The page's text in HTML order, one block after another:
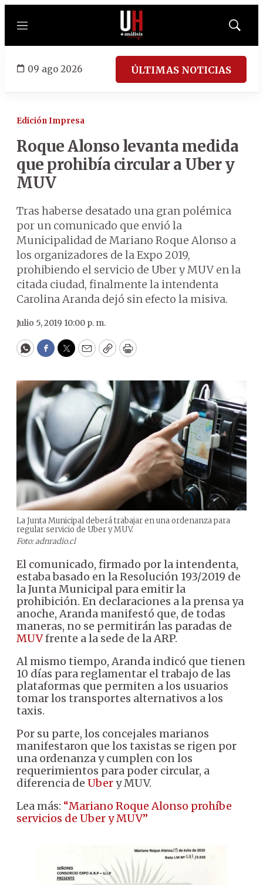
Menú
Mostrar
09 ago 2026 ÚLTIMAS NOTICIAS
Edición Impresa
Roque Alonso levanta medida
que prohibía circular a Uber y
MUV
Tras haberse desatado una gran polémica
por un comunicado que envió la
Municipalidad de Mariano Roque Alonso a
los organizadores de la Expo 2019,
prohibiendo el servicio de Uber y MUV en la
citada ciudad, finalmente la intendenta
Carolina Aranda dejó sin efecto la misiva.
Julio 5, 2019 10:00 p. m.
WhatsApp
Facebook
Twitter
EmailCopyPrint
La Junta Municipal deberá trabajar en una ordenanza para
regular servicio de Uber y MUV.
Foto: adnradio.cl
El comunicado, firmado por la intendenta,
estaba basado en la Resolución 193/2019 de
la Junta Municipal para emitir la
prohibición. En declaraciones a la prensa ya
anoche, Aranda manifestó que, de todas
maneras, no se permitirán las paradas de
MUVfrente a la sede de la ARP.
Al mismo tiempo, Aranda indicó que tienen
10 días para reglamentar el trabajo de las
plataformas que permiten a los usuarios
tomar los transportes alternativos a los
taxis.
Por su parte, los concejales marianos
manifestaron que los taxistas se rigen por
una ordenanza y cumplen con los
requerimientos para poder circular, a
diferencia de Ubery MUV.
Lea más: “Mariano Roque Alonso prohíbe
servicios de Uber y MUV”